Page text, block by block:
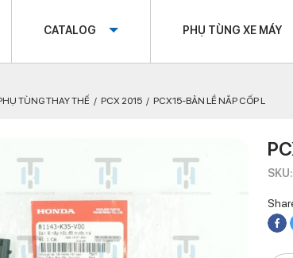
CATALOG PHỤ TÙNG XE MÁY
TÙNG THAY THẾ PCX 2015 PCX15-BẢN LỀ NẮP CỐP L